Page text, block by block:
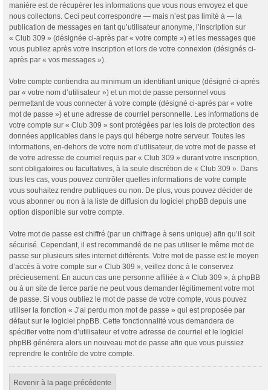
manière est de récupérer les informations que vous nous envoyez et que
nous collectons. Ceci peut correspondre — mais n’est pas limité à — la
publication de messages en tant qu’utilisateur anonyme, l’inscription sur
« Club 309 » (désignée ci-après par « votre compte ») et les messages que
vous publiez après votre inscription et lors de votre connexion (désignés ci-
après par « vos messages »).
Votre compte contiendra au minimum un identifiant unique (désigné ci-après
par « votre nom d’utilisateur ») et un mot de passe personnel vous
permettant de vous connecter à votre compte (désigné ci-après par « votre
mot de passe ») et une adresse de courriel personnelle. Les informations de
votre compte sur « Club 309 » sont protégées par les lois de protection des
données applicables dans le pays qui héberge notre serveur. Toutes les
informations, en-dehors de votre nom d’utilisateur, de votre mot de passe et
de votre adresse de courriel requis par « Club 309 » durant votre inscription,
sont obligatoires ou facultatives, à la seule discrétion de « Club 309 ». Dans
tous les cas, vous pouvez contrôler quelles informations de votre compte
vous souhaitez rendre publiques ou non. De plus, vous pouvez décider de
vous abonner ou non à la liste de diffusion du logiciel phpBB depuis une
option disponible sur votre compte.
Votre mot de passe est chiffré (par un chiffrage à sens unique) afin qu’il soit
sécurisé. Cependant, il est recommandé de ne pas utiliser le même mot de
passe sur plusieurs sites internet différents. Votre mot de passe est le moyen
d’accès à votre compte sur « Club 309 », veillez donc à le conservez
précieusement. En aucun cas une personne affiliée à « Club 309 », à phpBB
ou à un site de tierce partie ne peut vous demander légitimement votre mot
de passe. Si vous oubliez le mot de passe de votre compte, vous pouvez
utiliser la fonction « J’ai perdu mon mot de passe » qui est proposée par
défaut sur le logiciel phpBB. Cette fonctionnalité vous demandera de
spécifier votre nom d’utilisateur et votre adresse de courriel et le logiciel
phpBB générera alors un nouveau mot de passe afin que vous puissiez
reprendre le contrôle de votre compte.
Revenir à la page précédente